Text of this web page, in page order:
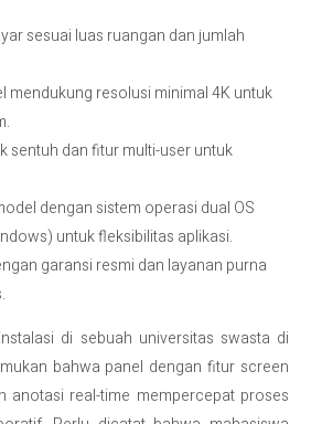
sesuai luas ruangan dan jumlah
mendukung resolusi minimal 4K untuk
sentuh dan fitur multi-user untuk
dengan sistem operasi dual OS
untuk fleksibilitas aplikasi.
garansi resmi dan layanan purna
di sebuah universitas swasta di
bahwa panel dengan fitur screen
anotasi real-time mempercepat proses